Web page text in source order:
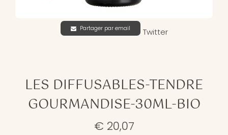
Partager par email Twitter
LES DIFFUSABLES-TENDRE
GOURMANDISE-30ML-BIO
€ 20,07